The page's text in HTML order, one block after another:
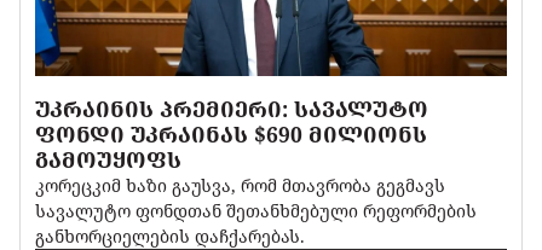
ᲣᲙᲠᲐᲘᲜᲘᲡ ᲞᲠᲔᲛᲘᲔᲠᲘ: ᲡᲐᲕᲐᲚᲣᲢᲝ
ᲤᲝᲜᲓᲘ ᲣᲙᲠᲐᲘᲜᲐᲡ $690 ᲛᲘᲚᲘᲝᲜᲡ
ᲒᲐᲛᲝᲣᲧᲝᲤᲡ
კორეცკიმ ხაზი გაუსვა, რომ მთავრობა გეგმავს
სავალუტო ფონდთან შეთანხმებული რეფორმების
განხორციელების დაჩქარებას.